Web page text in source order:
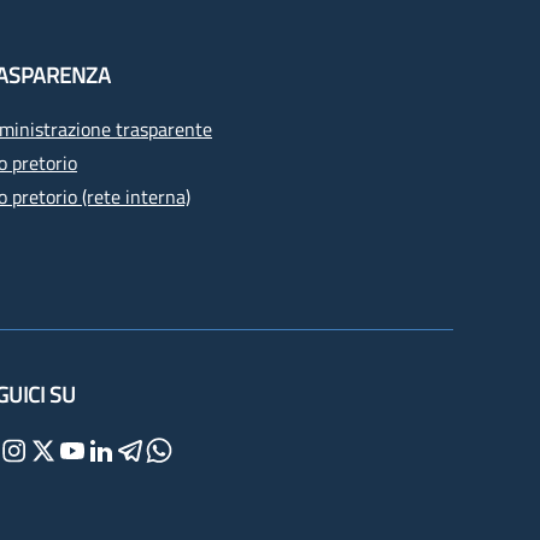
trasparente
pretorio
pretorio (rete interna)
SU